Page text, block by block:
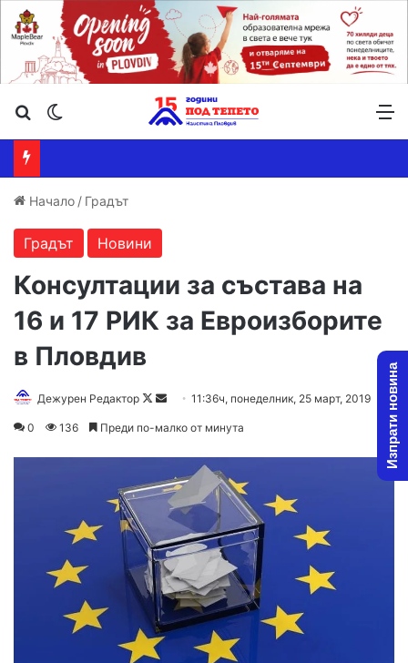
Търсене ...
Начало / Градът
Градът Новини
Консултации за състава на
16 и 17 РИК за Евроизборите
в Пловдив
Дежурен Редактор
F
o
n
X
a
n
m
a
i
11:36ч, понеделник, 25 март, 2019
0 136 Преди по-малко от минута Изпрати новина